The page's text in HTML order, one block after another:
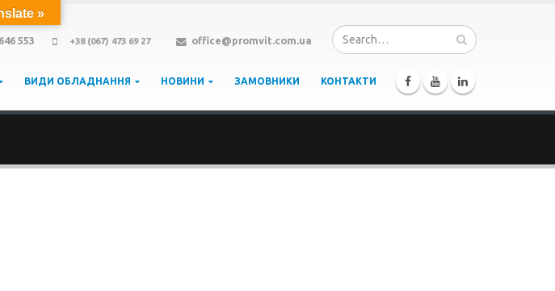
553 +38 (067) 473 69 27 office@promvit.com.ua
ВИДИ ОБЛАДНАННЯ НОВИНИ ЗАМОВНИКИ КОНТАКТИ
»